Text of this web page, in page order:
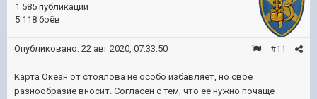
1 585 публикаций
5 118 боёв
#11
Опубликовано: 22 авг 2020, 07:33:50
Карта Океан от стоялова не особо избавляет, но своё
разнообразие вносит. Согласен с тем, что её нужно почаще